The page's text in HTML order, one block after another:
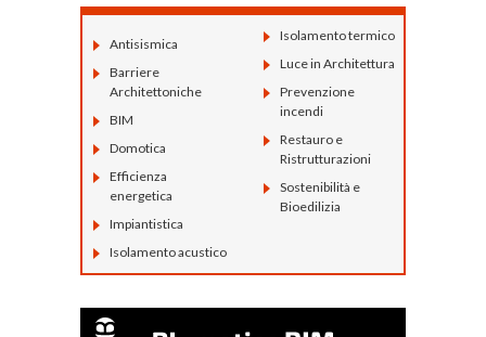
Antisismica
Barriere
Architettoniche
BIM
Domotica
Efficienza
energetica
Impiantistica
Isolamento acustico
Isolamento termico
Luce in Architettura
Prevenzione
incendi
Restauro e
Ristrutturazioni
Sostenibilità e
Bioedilizia